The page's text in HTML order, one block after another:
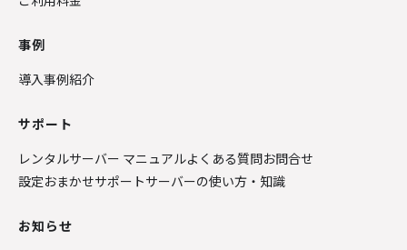
事例
導入事例紹介
サポート
レンタルサーバー マニュアルよくある質問お問合せ
設定おまかせサポートサーバーの使い方・知識
お知らせ